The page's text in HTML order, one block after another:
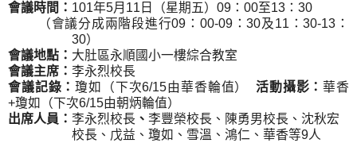
會議時間： 101年5月 11 日（星期五） 09 ： 00至13 ： 30
（會議分成兩階段進行09 ： 00-09：30及11：30-13 ：
30）
會議地點： 大肚區永順國小一樓綜合教室
會議主席： 李永烈校長
會議記錄：瓊如（下次6/15由華香輪值） 活動攝影：華香
+瓊如（下次6/15由朝炳輪值）
出席人員： 李永烈校長 、 李豐榮校長、陳勇男校長、沈秋宏
校長、戊益、瓊如、雪溫、鴻仁、華香等9人